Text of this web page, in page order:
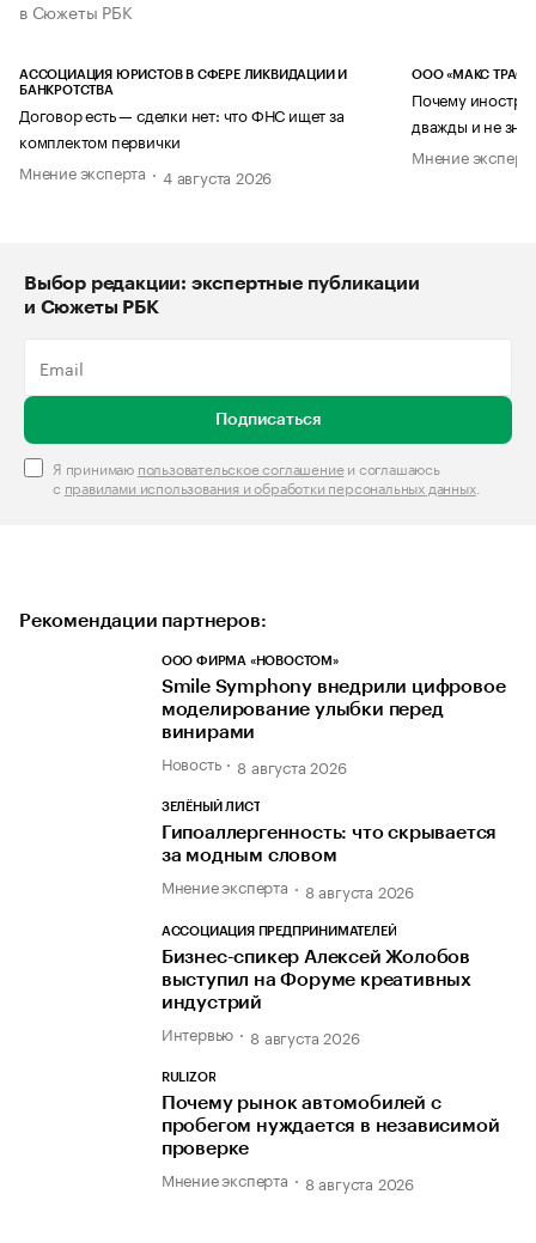
в Сюжеты РБК
АССОЦИАЦИЯ ЮРИСТОВ В СФЕРЕ ЛИКВИДАЦИИ И
БАНКРОТСТВА
Договор есть — сделки нет: что ФНС ищет за
комплектом первички
Мнение эксперта
4 августа 2026
ООО «МАКС ТРАСТ»
Почему
дважды и не
Мнение
Выбор редакции: экспертные публикации
и Сюжеты РБК
Подписаться
Я принимаю пользовательское соглашениеи соглашаюсь
с правилами использования и обработки персональных данных.
Рекомендации партнеров:
ООО ФИРМА «НОВОСТОМ»
Smile Symphony внедрили цифровое
моделирование улыбки перед
винирами
Новость 8 августа 2026
ЗЕЛЁНЫЙ ЛИСТ
Гипоаллергенность: что скрывается
за модным словом
Мнение эксперта 8 августа 2026
АССОЦИАЦИЯ ПРЕДПРИНИМАТЕЛЕЙ
Бизнес-спикер Алексей Жолобов
выступил на Форуме креативных
индустрий
Интервью 8 августа 2026
RULIZOR
Почему рынок автомобилей с
пробегом нуждается в независимой
проверке
Мнение эксперта 8 августа 2026